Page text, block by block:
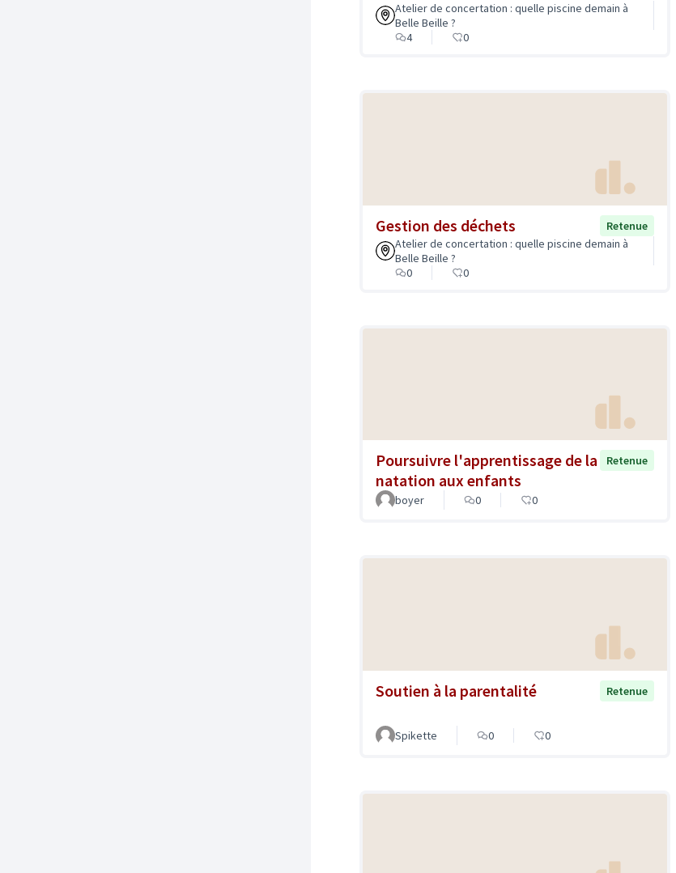
Atelier de concertation : quelle piscine demain à
Belle Beille ?
4
0
Gestion des déchets
Retenue
Atelier de concertation : quelle piscine demain à
Belle Beille ?
0
0
Poursuivre l'apprentissage de la
natation aux enfants
Retenue
boyer 0 0
Soutien à la parentalité Retenue
Spikette 0 0